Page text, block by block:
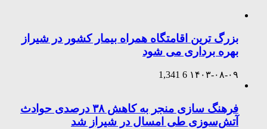
بزرگ ترین اقامتگاه همراه بیمار کشور در شیراز
بهره برداری می شود
۱۴۰۳-۰۸-۰۹ 6
1,341
فرهنگ سازی منجر به کاهش ۳۸ درصدی حوادث
آتش‌سوزی طی امسال در شیراز شد